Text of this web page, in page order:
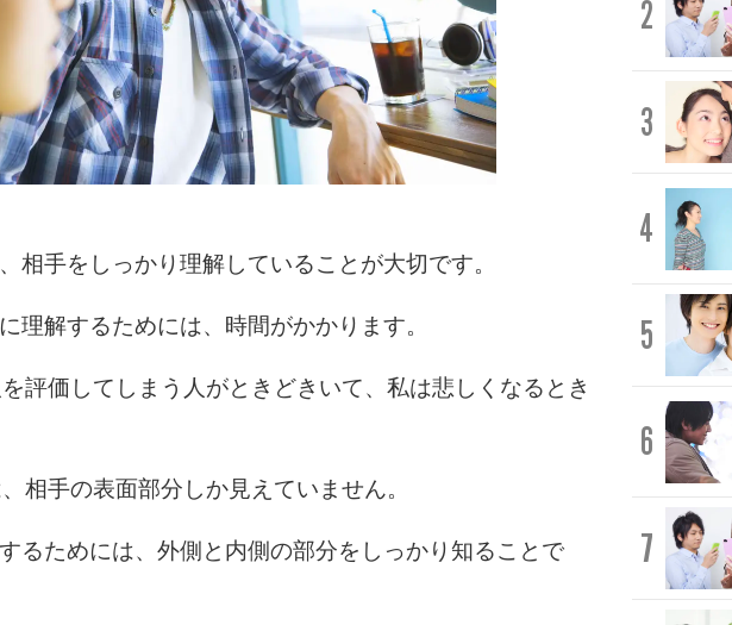
相手をしっかり理解していることが大切です。
理解するためには、時間がかかります。
評価してしまう人がときどきいて、私は悲しくなるとき
相手の表面部分しか見えていません。
るためには、外側と内側の部分をしっかり知ることで
2
3
4
5
6
7